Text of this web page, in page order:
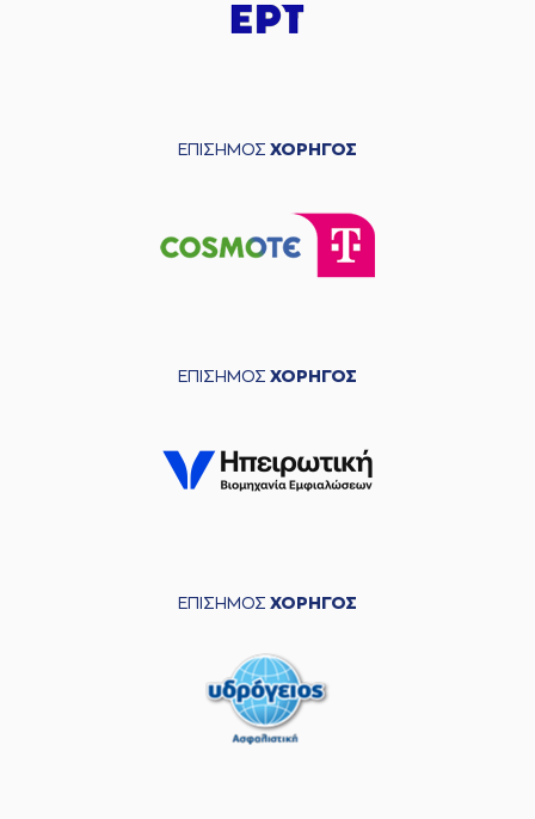
ΕΠΙΣΗΜΟΣ ΧΟΡΗΓΟΣ
ΕΠΙΣΗΜΟΣ ΧΟΡΗΓΟΣ
ΕΠΙΣΗΜΟΣ ΧΟΡΗΓΟΣ